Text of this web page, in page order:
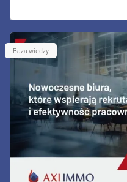
Baza wiedzy